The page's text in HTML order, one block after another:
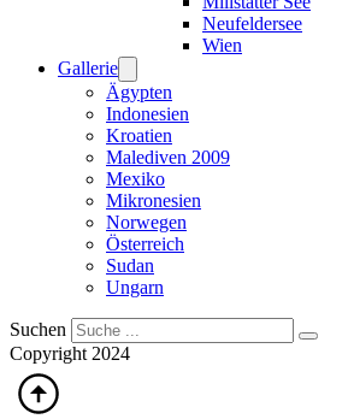
Neufeldersee
Wien
Gallerie
Ägypten
Indonesien
Kroatien
Malediven 2009
Mexiko
Mikronesien
Norwegen
Österreich
Sudan
Ungarn
Suchen
Copyright 2024